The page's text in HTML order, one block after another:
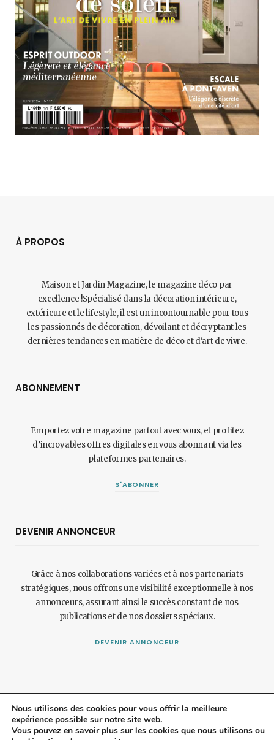
À PROPOS
Maison et Jardin Magazine, le magazine déco par
excellence !Spécialisé dans la décoration intérieure,
extérieure et le lifestyle, il est un incontournable pour tous
les passionnés de décoration, dévoilant et décryptant les
dernières tendances en matière de déco et d'art de vivre.
ABONNEMENT
Emportez votre magazine partout avec vous, et profitez
d’incroyables offres digitales en vous abonnant via les
plateformes partenaires.
S'ABONNER
DEVENIR ANNONCEUR
Grâce à nos collaborations variées et à nos partenariats
stratégiques, nous offrons une visibilité exceptionnelle à nos
annonceurs, assurant ainsi le succès constant de nos
publications et de nos dossiers spéciaux.
DEVENIR ANNONCEUR
© 2024 Maisonetjardinmagazine.fr. Mentions légalesetpolitique de
Nous utilisons des cookies pour vous offrir la meilleure
expérience possible sur notre site web.
Vous pouvez en savoir plus sur les cookies que nous utilisons ou